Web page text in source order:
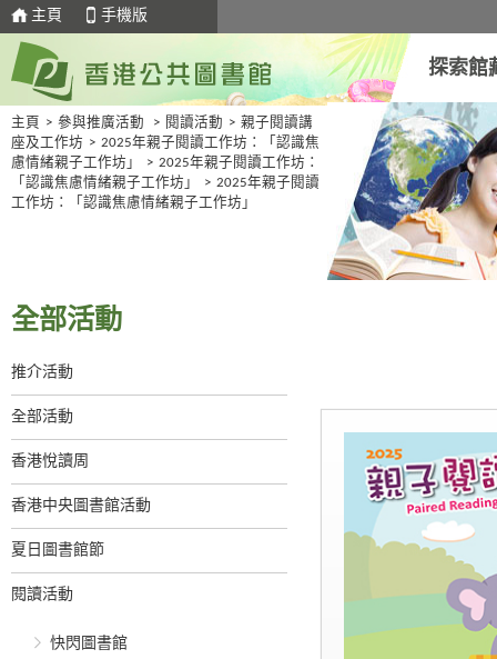
主頁 手機版
探索館
主頁 > 參與推廣活動 > 閱讀活動 > 親子閱讀講
座及工作坊 > 2025年親子閱讀工作坊：「認識焦
慮情緒親子工作坊」
> 2025年親子閱讀工作坊：
「認識焦慮情緒親子工作坊」
> 2025年親子閱讀
工作坊：「認識焦慮情緒親子工作坊」
全部活動
推介活動
全部活動
香港悅讀周
香港中央圖書館活動
夏日圖書館節
閱讀活動
快閃圖書館